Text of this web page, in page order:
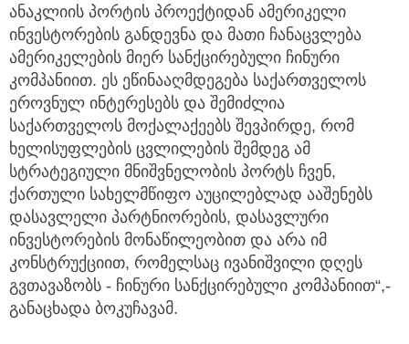
ანაკლიის პორტის პროექტიდან ამერიკელი
ინვესტორების განდევნა და მათი ჩანაცვლება
ამერიკელების მიერ სანქცირებული ჩინური
კომპანიით. ეს ეწინააღმდეგება საქართველოს
ეროვნულ ინტერესებს და შემიძლია
საქართველოს მოქალაქეებს შევპირდე, რომ
ხელისუფლების ცვლილების შემდეგ ამ
სტრატეგიული მნიშვნელობის პორტს ჩვენ,
ქართული სახელმწიფო აუცილებლად ააშენებს
დასავლელი პარტნიორების, დასავლური
ინვესტორების მონაწილეობით და არა იმ
კონსტრუქციით, რომელსაც ივანიშვილი დღეს
გვთავაზობს - ჩინური სანქცირებული კომპანიით“,-
განაცხადა ბოკუჩავამ.